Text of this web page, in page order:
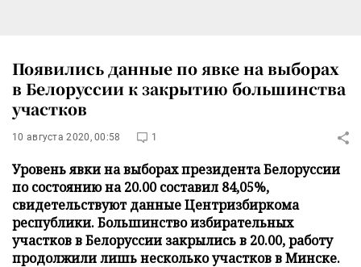
Появились данные по явке на выборах
в Белоруссии к закрытию большинства
участков
10 августа 2020, 00:58 1
Уровень явки на выборах президента Белоруссии
по состоянию на 20.00 составил 84,05%,
свидетельствуют данные Центризбиркома
республики. Большинство избирательных
участков в Белоруссии закрылись в 20.00, работу
продолжили лишь несколько участков в Минске.